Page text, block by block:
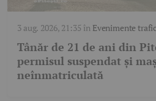
3 aug. 2026, 21:35 în Evenimente trafic
Tânăr de 21 de ani din
permisul suspendat și
neînmatriculată